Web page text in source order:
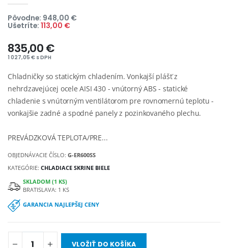
Pôvodne: 948,00 €
Ušetríte: 113,00 €
835,00 €
1 027,05 € s DPH
Chladničky so statickým chladením. Vonkajší plášť z
nehrdzavejúcej ocele AISI 430 - vnútorný ABS - statické
chladenie s vnútorným ventilátorom pre rovnomernú teplotu -
vonkajšie zadné a spodné panely z pozinkovaného plechu.
PREVÁDZKOVÁ TEPLOTA/PRE...
OBJEDNÁVACIE ČÍSLO:G-ER600SS
KATEGÓRIE:CHLADIACE SKRINE BIELE
SKLADOM (1 KS)
BRATISLAVA: 1 KS
GARANCIA NAJLEPŠEJ CENY
VLOŽIŤ DO KOŠÍKA